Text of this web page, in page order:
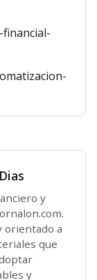
y
orientado a
que
y